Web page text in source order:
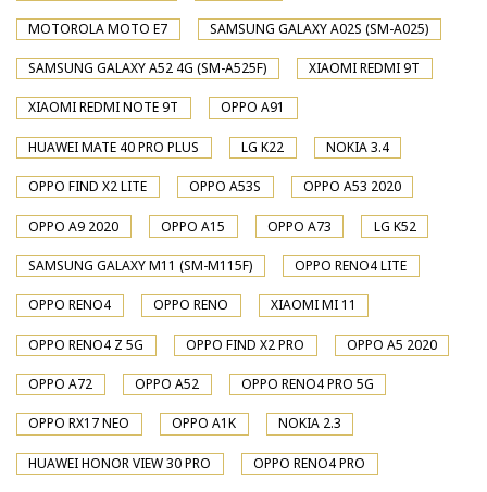
MOTOROLA MOTO E7 SAMSUNG GALAXY A02S (SM-A025)
SAMSUNG GALAXY A52 4G (SM-A525F) XIAOMI REDMI 9T
XIAOMI REDMI NOTE 9T OPPO A91
HUAWEI MATE 40 PRO PLUS LG K22 NOKIA 3.4
OPPO FIND X2 LITE OPPO A53S OPPO A53 2020
OPPO A9 2020 OPPO A15 OPPO A73 LG K52
SAMSUNG GALAXY M11 (SM-M115F) OPPO RENO4 LITE
OPPO RENO4 OPPO RENO XIAOMI MI 11
OPPO RENO4 Z 5G OPPO FIND X2 PRO OPPO A5 2020
OPPO A72 OPPO A52 OPPO RENO4 PRO 5G
OPPO RX17 NEO OPPO A1K NOKIA 2.3
HUAWEI HONOR VIEW 30 PRO OPPO RENO4 PRO